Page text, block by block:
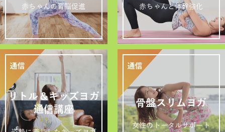
赤ちゃんの育脳促進 赤ちゃんと体幹強化
リトル＆キッズヨガ
通信講座
骨盤スリムヨガ
女性のトータルサポート